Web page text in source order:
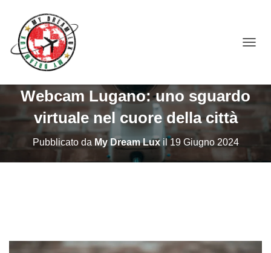
Webcam Lugano: uno sguardo
virtuale nel cuore della città
Pubblicato da My Dream Luxil19 Giugno 2024